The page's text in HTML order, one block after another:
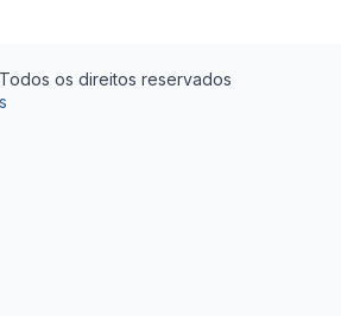
os direitos reservados